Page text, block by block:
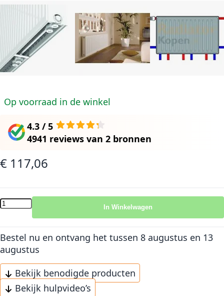
Op voorraad in de winkel
4.3 / 5
4941 reviews van 2 bronnen
€ 117,06
In Winkelwagen
Bestel nu en ontvang het tussen 8 augustus en 13
augustus
Bekijk benodigde producten
Bekijk hulpvideo’s